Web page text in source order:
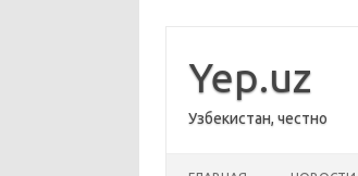
содержимому
Yep.uz
Узбекистан, честно